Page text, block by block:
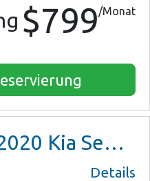
$799/Monat
Kia Sedona
Details